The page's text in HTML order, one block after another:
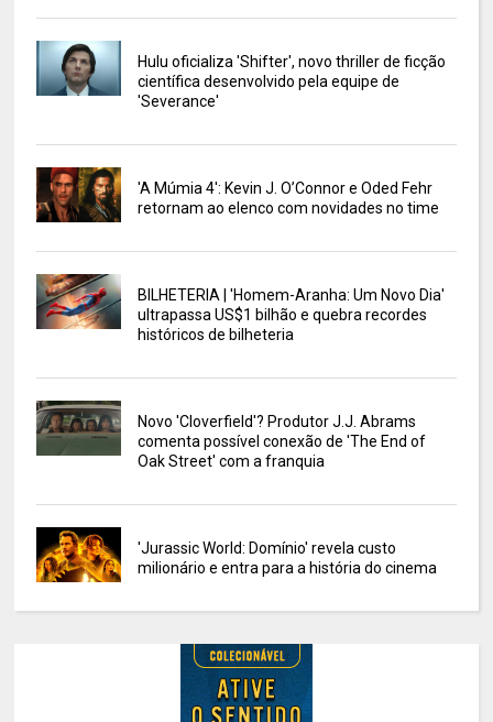
Hulu oficializa 'Shifter', novo thriller de ficção
científica desenvolvido pela equipe de
'Severance'
'A Múmia 4': Kevin J. O’Connor e Oded Fehr
retornam ao elenco com novidades no time
BILHETERIA | 'Homem-Aranha: Um Novo Dia'
ultrapassa US$1 bilhão e quebra recordes
históricos de bilheteria
Novo 'Cloverfield'? Produtor J.J. Abrams
comenta possível conexão de 'The End of
Oak Street' com a franquia
'Jurassic World: Domínio' revela custo
milionário e entra para a história do cinema